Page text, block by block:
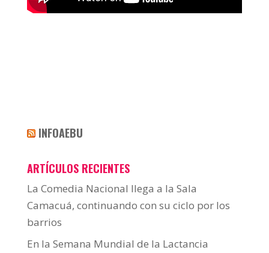
INFOAEBU
ARTÍCULOS RECIENTES
La Comedia Nacional llega a la Sala
Camacuá, continuando con su ciclo por los
barrios
En la Semana Mundial de la Lactancia